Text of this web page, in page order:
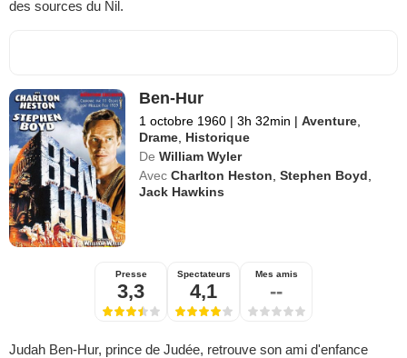
des sources du Nil.
Ben-Hur
1 octobre 1960 | 3h 32min | Aventure
Drame Historique
De William Wyler
Avec Charlton Heston ,Stephen Boyd
Jack Hawkins
Presse
3,3
Spectateurs
4,1
Mes amis
--
Judah Ben-Hur, prince de Judée, retrouve son ami d'enfance